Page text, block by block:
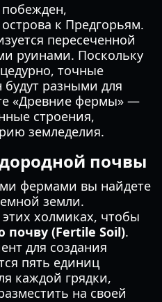
побежден,
к Предгорьям.
пересеченной
руинами. Поскольку
точные
разными для
«Древние фермы» —
строения,
земледелия.
почвы
фермами вы найдете
земли.
холмиках, чтобы
почву (Fertile Soil).
для создания
пять единиц
каждой грядки,
на своей